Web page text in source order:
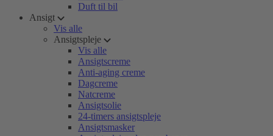
Duft til bil
Ansigt
Vis alle
Ansigtspleje
Vis alle
Ansigtscreme
Anti-aging creme
Dagcreme
Natcreme
Ansigtsolie
24-timers ansigtspleje
Ansigtsmasker